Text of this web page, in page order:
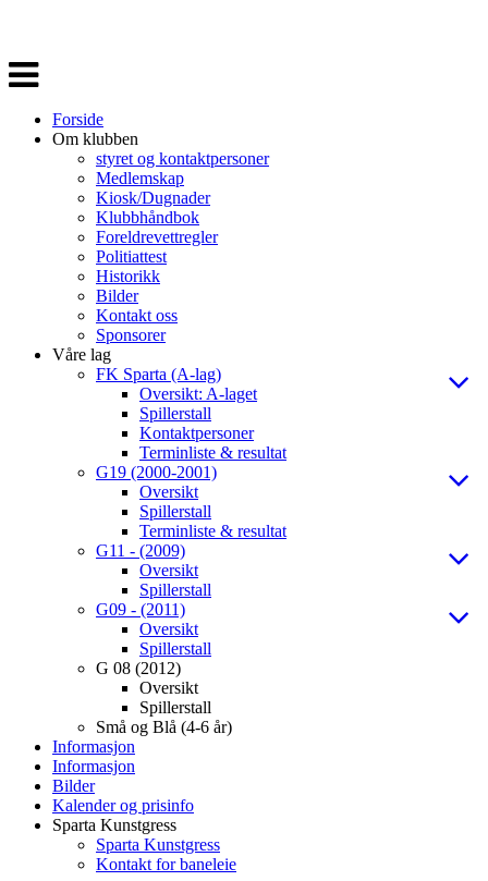
Veksle
navigasjon
Forside
Om klubben
styret og kontaktpersoner
Medlemskap
Kiosk/Dugnader
Klubbhåndbok
Foreldrevettregler
Politiattest
Historikk
Bilder
Kontakt oss
Sponsorer
Våre lag
FK Sparta (A-lag)
Oversikt: A-laget
Spillerstall
Kontaktpersoner
Terminliste & resultat
G19 (2000-2001)
Oversikt
Spillerstall
Terminliste & resultat
G11 - (2009)
Oversikt
Spillerstall
G09 - (2011)
Oversikt
Spillerstall
G 08 (2012)
Oversikt
Spillerstall
Små og Blå (4-6 år)
Informasjon
Informasjon
Bilder
Kalender og prisinfo
Sparta Kunstgress
Sparta Kunstgress
Kontakt for baneleie